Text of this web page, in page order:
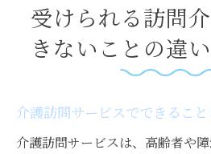
受けられる訪問
きないことの違い
介護訪問サービスでできるこ
介護訪問サービスは、高齢者や